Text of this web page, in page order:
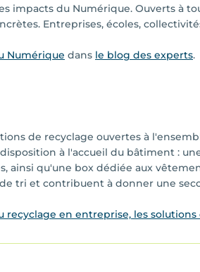
du Numérique. Ouverts à
Entreprises, écoles,
Numérique dans le blog des experts.
de recyclage ouvertes à
à l'accueil du bâtiment :
ainsi qu'une box dédiée aux
tri et contribuent à donner une
recyclage en entreprise, les